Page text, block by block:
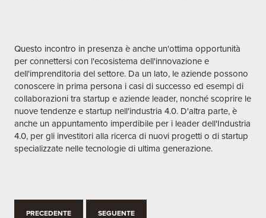
Questo incontro in presenza è anche un'ottima opportunità
per connettersi con l'ecosistema dell'innovazione e
dell'imprenditoria del settore. Da un lato, le aziende possono
conoscere in prima persona i casi di successo ed esempi di
collaborazioni tra startup e aziende leader, nonché scoprire le
nuove tendenze e startup nell'industria 4.0. D'altra parte, è
anche un appuntamento imperdibile per i leader dell'Industria
4.0, per gli investitori alla ricerca di nuovi progetti o di startup
specializzate nelle tecnologie di ultima generazione.
PRECEDENTE SEGUENTE